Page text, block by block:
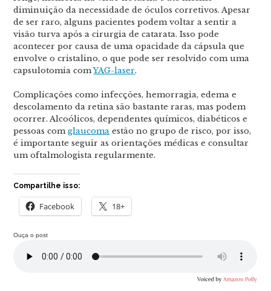
diminuição da necessidade de óculos corretivos. Apesar
de ser raro, alguns pacientes podem voltar a sentir a
visão turva após a cirurgia de catarata. Isso pode
acontecer por causa de uma opacidade da cápsula que
envolve o cristalino, o que pode ser resolvido com uma
capsulotomia comYAG-laser.
Complicações como infecções, hemorragia, edema e
descolamento da retina são bastante raras, mas podem
ocorrer. Alcoólicos, dependentes químicos, diabéticos e
pessoas comglaucoma estão no grupo de risco, por isso,
é importante seguir as orientações médicas e consultar
um oftalmologista regularmente.
Compartilhe isso:
Facebook 18+
Ouça o post